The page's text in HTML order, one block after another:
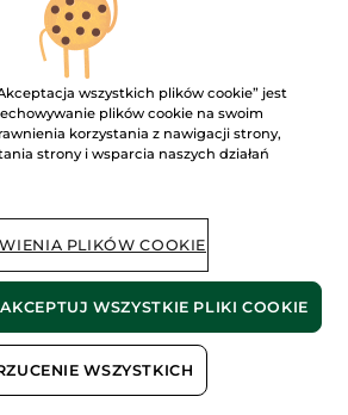
60 hektarów
LES DEODORANTS NAT.
wszystkich plików cookie” jest
plików cookie na swoim
korzystania z nawigacji strony,
strony i wsparcia naszych działań
PLIKÓW COOKIE
WSZYSTKICH
AKCEPTUJ WSZYSTKIE PLIKI COOKIE